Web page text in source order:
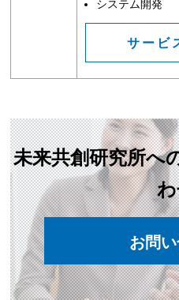
システム開発
サービ
未来共創研究所へ
お問